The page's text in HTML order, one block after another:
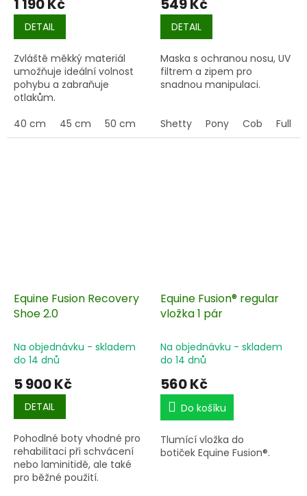
1 190 Kč
DETAIL
Zvláště měkký materiál
umožňuje ideální volnost
pohybu a zabraňuje
otlakům.
40 cm
45 cm 50 cm 55 cm 60 cm 65 cm 70
549 Kč
DETAIL
Maska s ochranou nosu, UV
filtrem a zipem pro
snadnou manipulaci.
Shetty Pony Cob Full
Equine Fusion Recovery
Shoe 2.0
Na objednávku - skladem
do 14 dnů
5 900 Kč
DETAIL
Pohodlné boty vhodné pro
rehabilitaci při schvácení
nebo laminitidě, ale také
pro běžné použití.
Equine Fusion® regular
vložka 1 pár
Na objednávku - skladem
do 14 dnů
560 Kč
Do košíku
Tlumící vložka do
botiček Equine Fusion®.